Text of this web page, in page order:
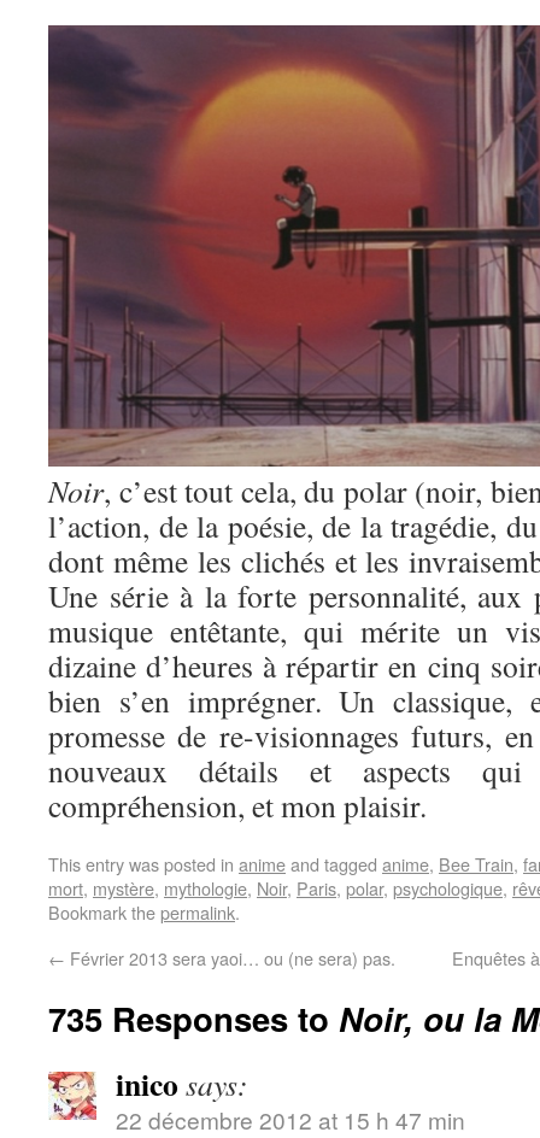
Noir, c’est tout cela, du polar (noir,
l’action, de la poésie, de la tragédie,
dont même les clichés et les
Une série à la forte personnalité, aux
musique entêtante, qui mérite un
dizaine d’heures à répartir en cinq
bien s’en imprégner. Un
promesse de re-visionnages futurs,
nouveaux détails et aspects
compréhension, et mon plaisir.
This entry was posted in animeand tagged anime, Bee Train,
mort, mystère, mythologie, Noir, Paris, polar, psychologique,
Bookmark thepermalink.
← Février 2013 sera yaoi… ou (ne sera) pas. Enquêtes
735 Responses to Noir, ou la
inico says:
22 décembre 2012 at 15 h 47 min